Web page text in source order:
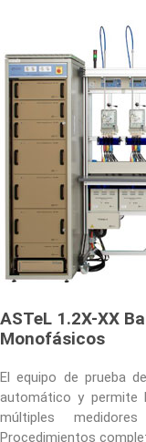
ASTeL 1.2X-XX
Monofásicos
El equipo de prueba
automático y permite
múltiples
Procedimientos